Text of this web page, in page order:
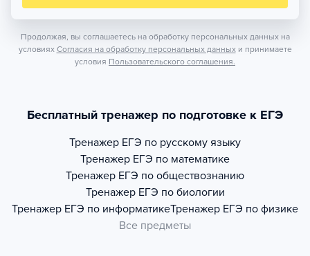
Продолжая, вы соглашаетесь на обработку персональных данных на
условиях Согласия на обработку персональных данных и принимаете
условия Пользовательского соглашения.
Бесплатный тренажер по подготовке к ЕГЭ
Тренажер ЕГЭ по русскому языку
Тренажер ЕГЭ по математике
Тренажер ЕГЭ по обществознанию
Тренажер ЕГЭ по биологии
Тренажер ЕГЭ по информатикеТренажер ЕГЭ по физике
Все предметы